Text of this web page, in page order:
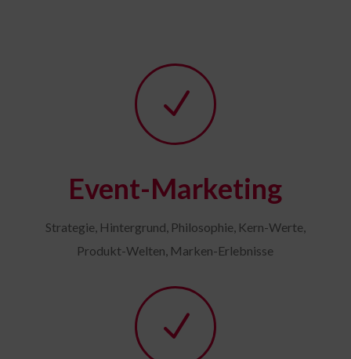
N
Event-Marketing
Strategie, Hintergrund, Philosophie, Kern-Werte,
Produkt-Welten, Marken-Erlebnisse
N